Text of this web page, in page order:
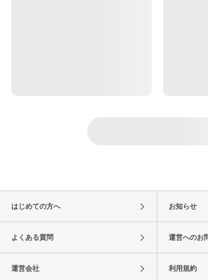
はじめての方へ お知らせ
よくある質問 運営へのお
運営会社 利用規約